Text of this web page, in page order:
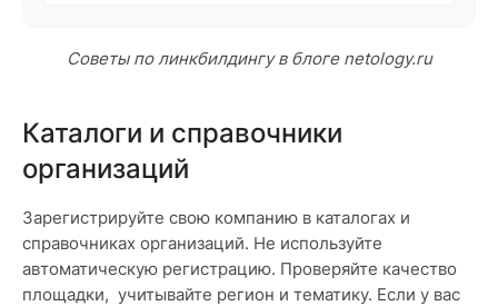
Советы по линкбилдингу в блоге netology.ru
Каталоги и справочники
организаций
Зарегистрируйте свою компанию в каталогах и
справочниках организаций. Не используйте
автоматическую регистрацию. Проверяйте качество
площадки, учитывайте регион и тематику. Если у вас